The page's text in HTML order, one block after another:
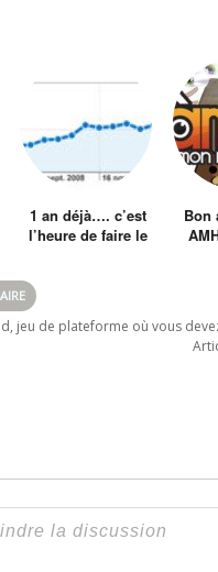
1 an déjà…. c’est
l’heure de faire le
Bon
jeu de plateforme où vous